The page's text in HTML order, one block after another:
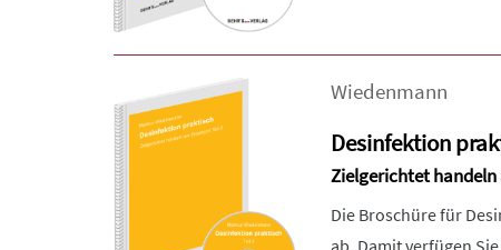
Wiedenmann
Desinfektion
Zielgerichtet handeln
Die Broschüre für